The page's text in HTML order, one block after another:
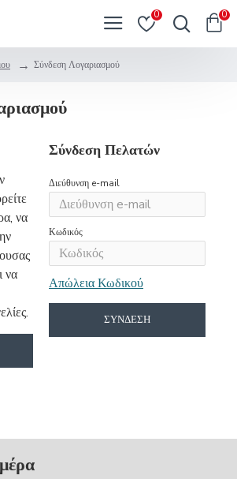
0 0
Σύνδεση Λογαριασμού
να
να
Σύνδεση Πελατών
Διεύθυνση e-mail
Κωδικός
Απώλεια Κωδικού
ΣΎΝΔΕΣΗ